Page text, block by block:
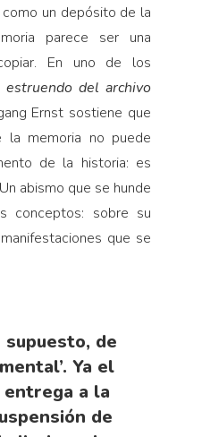
un depósito de la
parece ser una
En uno de los
estruendo del archivo
Ernst sostiene que
la memoria no puede
de la historia: es
abismo que se hunde
sobre su
que se
de
Ya el
a la
de